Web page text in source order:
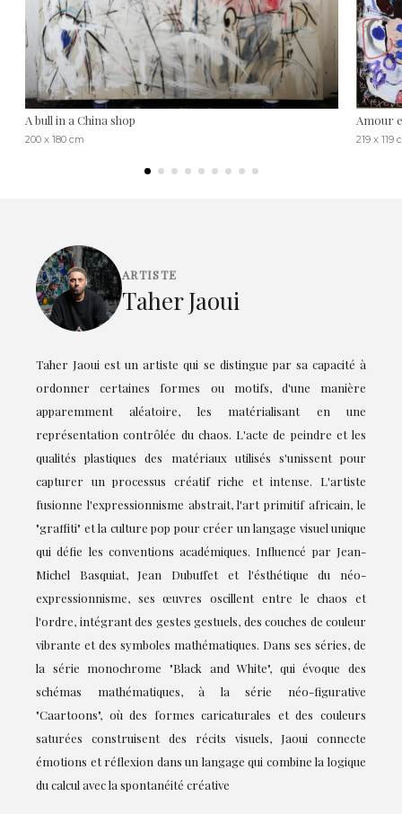
A bull in a China shop
200 x 180 cm
Amour
219 x 119
ARTISTE
Taher Jaoui
Taher Jaoui est un artiste qui se distingue par sa capacité à
ordonner certaines formes ou motifs, d'une manière
apparemment aléatoire, les matérialisant en une
représentation contrôlée du chaos. L'acte de peindre et les
qualités plastiques des matériaux utilisés s'unissent pour
capturer un processus créatif riche et intense. L'artiste
fusionne l'expressionnisme abstrait, l'art primitif africain, le
"graffiti" et la culture pop pour créer un langage visuel unique
qui défie les conventions académiques. Influencé par Jean-
Michel Basquiat, Jean Dubuffet et l'ésthétique du néo-
expressionnisme, ses œuvres oscillent entre le chaos et
l'ordre, intégrant des gestes gestuels, des couches de couleur
vibrante et des symboles mathématiques. Dans ses séries, de
la série monochrome "Black and White", qui évoque des
schémas mathématiques, à la série néo-figurative
"Caartoons", où des formes caricaturales et des couleurs
saturées construisent des récits visuels, Jaoui connecte
émotions et réflexion dans un langage qui combine la logique
du calcul avec la spontanéité créative